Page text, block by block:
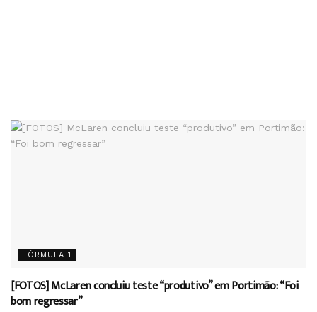
FÓRMULA 1
[FOTOS] McLaren concluiu teste “produtivo” em Portimão: “Foi
bom regressar”